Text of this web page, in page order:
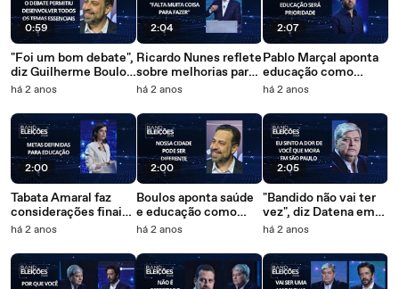
0:59
"Foi um bom debate",
diz Guilherme Boulos
após o primeiro
há 2 anos
2:00
Tabata Amaral faz
considerações finais
e destaca metas de
há 2 anos
2:04
Ricardo Nunes reflete
sobre melhorias para
SP em considerações
há 2 anos
2:00
Boulos aponta saúde
e educação como
prioridades: "São
todos"
há 2 anos
2:07
Pablo Marçal aponta
educação como
sendo prioridade para
há 2 anos
2:05
"Bandido não vai ter
vez", diz Datena em
considerações finais
há 2 anos